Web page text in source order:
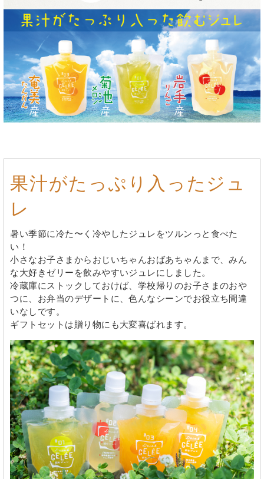
果汁がたっぷり入ったジュ
レ
暑い季節に冷た〜く冷やしたジュレをツルンっと食べた
い！
小さなお子さまからおじいちゃんおばあちゃんまで、みん
な大好きゼリーを飲みやすいジュレにしました。
冷蔵庫にストックしておけば、学校帰りのお子さまのおや
つに、お弁当のデザートに、色んなシーンでお役立ち間違
いなしです。
ギフトセットは贈り物にも大変喜ばれます。